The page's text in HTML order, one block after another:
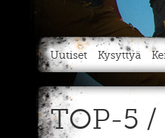
Uutiset Kysyttyä
TOP-5 /